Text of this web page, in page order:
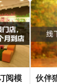
阅模
伙伴